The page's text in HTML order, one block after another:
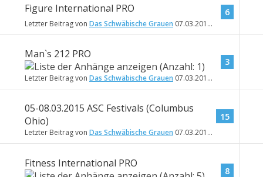
Figure International PRO
Letzter Beitrag von Das Schwäbische Grauen 07.03.2015
6
Man`s 212 PRO
Letzter Beitrag von Das Schwäbische Grauen 07.03.2015
3
05-08.03.2015 ASC Festivals (Columbus
Ohio)
Letzter Beitrag von Das Schwäbische Grauen 07.03.2015
15
Fitness International PRO
8